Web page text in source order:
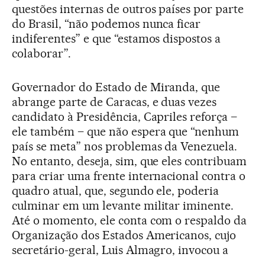
questões internas de outros países por parte
do Brasil, “não podemos nunca ficar
indiferentes” e que “estamos dispostos a
colaborar”.
Governador do Estado de Miranda, que
abrange parte de Caracas, e duas vezes
candidato à Presidência, Capriles reforça –
ele também – que não espera que “nenhum
país se meta” nos problemas da Venezuela.
No entanto, deseja, sim, que eles contribuam
para criar uma frente internacional contra o
quadro atual, que, segundo ele, poderia
culminar em um levante militar iminente.
Até o momento, ele conta com o respaldo da
Organização dos Estados Americanos, cujo
secretário-geral, Luis Almagro, invocou a